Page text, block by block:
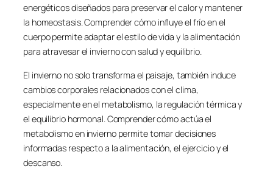
energéticos diseñados para preservar el calor y mantener
la homeostasis. Comprender cómo influye el frío en el
cuerpo permite adaptar el estilo de vida y la alimentación
para atravesar el invierno con salud y equilibrio.
El invierno no solo transforma el paisaje, también induce
cambios corporales relacionados con el clima,
especialmente en el metabolismo, la regulación térmica y
el equilibrio hormonal. Comprender cómo actúa el
metabolismo en invierno permite tomar decisiones
informadas respecto a la alimentación, el ejercicio y el
descanso.